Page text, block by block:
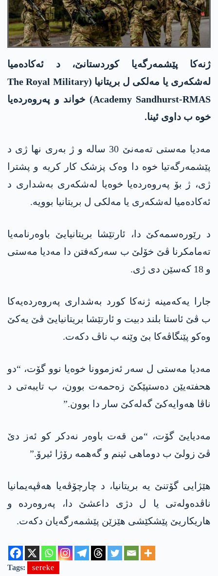
ژنەکا پێشمەرگەیا کوردستانێ، د ئەکادەمیا
لەشکەری یا مەلکی ل بریتانیا (The Royal Military
Academy Sandhurst-RMAS) خواند و پەروەردەیا
خوە ب داوی ئینا.
مەدیا مەستی تەمەنێ 30 سالە و ژ بەری نھا ژی د
پێشمەرگەتیا خوە دا وەک پزشک کار کریە و پشترا
ژی، ژ بۆ پەروەردەیا خوەیا لەشکەری بەشداری د
ئەکادەمیا لەشکەری یا مەلکی ل بریتانیا بوویە.
د رێورەسمەکێ دا، ئارتێشا بریتانیایێ باوەرنامەیا
تەمامکرنا ڤێ خۆلێ ب سەرکەفتن دا مەدیا مەستی
و 18 کەسێن دی ژی.
جارا یەکەمینە ژنەکا کورد بەشداری پەروەردەیەکا
ب ڤێ ئاستا بلند دبیت و ئارتێشا بریتانیایێ ڤێ یەکێ
وەکو پێنگاڤەکا بێ وێنە ب ناڤ دکەت.
مەدیا مەستی ل سەر ئەزموونا خوەیا نوو گۆت، “دو
ھحفتەیێن دەستپێکێ زەحمەت بوون، ب تایبەتی د
ناڤا ھەوایەکێ گەلەکێ سار دا بوون.”
مەدیایێ گۆت، “من قەت باوەر نەدکر کو ئەز دێ
ڤێ زولێ ب دوماهی ئینم و گەهمە رۆژا ئیرۆ.”
هێژایی گۆتنێ یە بریتانیا، د چارچۆڤەیا ھەڤپەیمانیا
ناڤدەولەتی یا ل دژی داعشێ دا، پەروەردە و
هاریکاریێ پێشکێشی ھێزێن پێشمەرگەیان دکەت.
Tags: sereke